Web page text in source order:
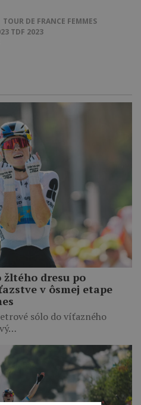
TOUR DE FRANCE FEMMES
TDF 2023
dresu po
v ôsmej etape
sólo do víťazného